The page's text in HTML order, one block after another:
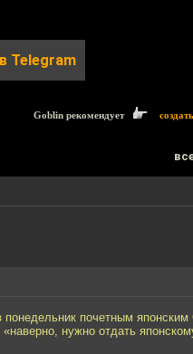
Telegram
Goblin рекомендует
почетным
нужно отдать